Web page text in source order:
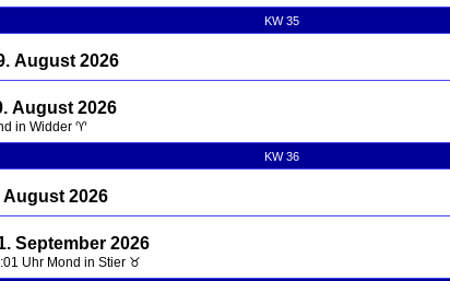
KW 35
August 2026
August 2026
in Widder ♈
KW 36
August 2026
September 2026
Uhr Mond in Stier ♉